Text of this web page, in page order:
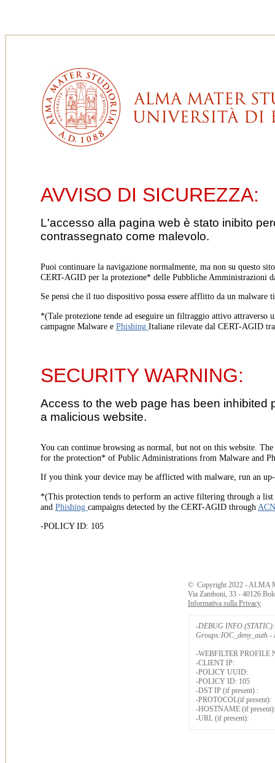
AVVISO DI SICUREZZA:
L'accesso alla pagina web è stato inibito
contrassegnato come malevolo.
Puoi continuare la navigazione normalmente, ma non su questo
CERT-AGID per la protezione* delle Pubbliche Amministrazioni
Se pensi che il tuo dispositivo possa essere afflitto da un
*(Tale protezione tende ad eseguire un filtraggio attivo
campagne Malware e Phishing Italiane rilevate dal CERT-AGID
SECURITY WARNING:
Access to the web page has been
a malicious website.
You can continue browsing as normal, but not on this website.
for the protection* of Public Administrations from Malware and
If you think your device may be afflicted with malware, run an
*(This protection tends to perform an active filtering through a
and Phishing campaigns detected by the CERT-AGID through
-POLICY ID: 105
© Copyright 2022 - ALMA
Via Zamboni, 33 - 40126
Informativa sulla Privacy
-DEBUG INFO (STATIC):
Groups:IOC_deny_auth -
-WEBFILTER PROFILE
-CLIENT IP:
-POLICY UUID:
-POLICY ID: 105
-DST IP (if present) :
-PROTOCOL(if present):
-HOSTNAME (if present):
-URL (if present):